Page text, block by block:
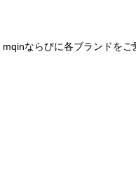
ならびに各ブランドをご